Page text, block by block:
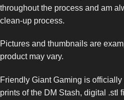
throughout the process and am
clean-up process.
Pictures and thumbnails are
product may vary.
Friendly Giant Gaming is
prints of the DM Stash, digital .stl